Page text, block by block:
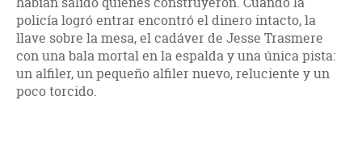
policía logró entrar encontró el dinero intacto, la
llave sobre la mesa, el cadáver de Jesse Trasmere
con una bala mortal en la espalda y una única pista:
un alfiler, un pequeño alfiler nuevo, reluciente y un
poco torcido.